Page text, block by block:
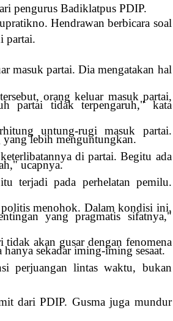
pengurus Badiklatpus PDIP.
Hendrawan berbicara soal
partai.
masuk partai. Dia mengatakan hal
orang keluar masuk partai,
partai tidak terpengaruh," kata
untung-rugi masuk partai.
yang lebih menguntungkan.
di partai. Begitu ada
ucapnya.
terjadi pada perhelatan pemilu.
menohok. Dalam kondisi ini,
yang pragmatis sifatnya,"
akan gusar dengan fenomena
sekadar iming-iming sesaat.
perjuangan lintas waktu, bukan
dari PDIP. Gusma juga mundur